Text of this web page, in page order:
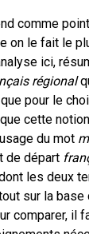
comme
on le fait le
ici,
régional
pour le
cette notion
du mot
de départ
les deux
sur la
comparer,